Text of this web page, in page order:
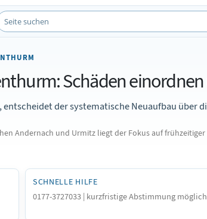
Schäden
der systematische Neuaufbau über
Andernach und Urmitz liegt der Fokus auf
SCHNELLE HILFE
0177-3727033 | kurzfristige Abstimmung möglich